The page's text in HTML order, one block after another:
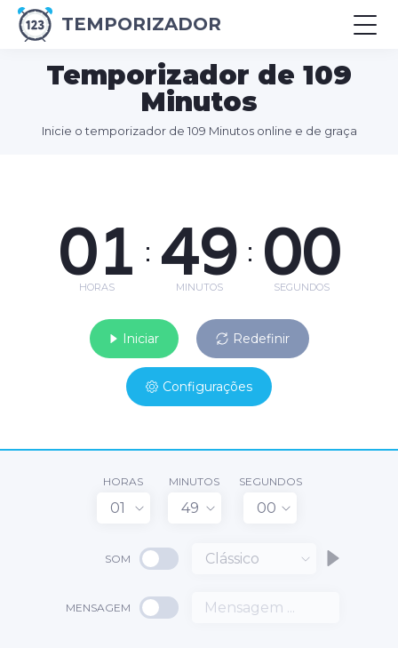
TEMPORIZADOR
Temporizador de 109
Minutos
Inicie o temporizador de 109 Minutos online e de graça
01
HORAS
: 49
MINUTOS
: 00
SEGUNDOS
Iniciar Redefinir
Configurações
HORAS
01
MINUTOS
49
SEGUNDOS
00
SOM Clássico
MENSAGEM